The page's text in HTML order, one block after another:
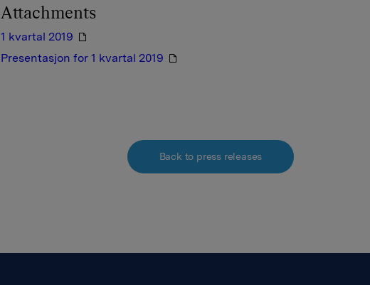
Attachments
1 kvartal 2019
Presentasjon for 1 kvartal 2019
Back to press releases